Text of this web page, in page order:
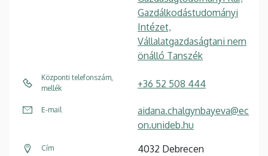
Gazdálkodástudományi
Intézet,
Vállalatgazdaságtani nem
önálló Tanszék
Központi telefonszám,
mellék
+36 52 508 444
E-mail
aidana.chalgynbayeva@ec
on.unideb.hu
Cím
4032 Debrecen